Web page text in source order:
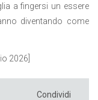
a fingersi un essere
diventando come
2026]
Condividi